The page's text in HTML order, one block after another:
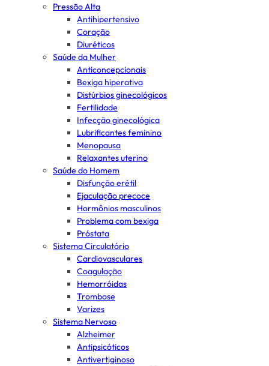
Pressão Alta
Antihipertensivo
Coração
Diuréticos
Saúde da Mulher
Anticoncepcionais
Bexiga hiperativa
Distúrbios ginecológicos
Fertilidade
Infecção ginecológica
Lubrificantes feminino
Menopausa
Relaxantes uterino
Saúde do Homem
Disfunção erétil
Ejaculação precoce
Hormônios masculinos
Problema com bexiga
Próstata
Sistema Circulatório
Cardiovasculares
Coagulação
Hemorróidas
Trombose
Varizes
Sistema Nervoso
Alzheimer
Antipsicóticos
Antivertiginoso